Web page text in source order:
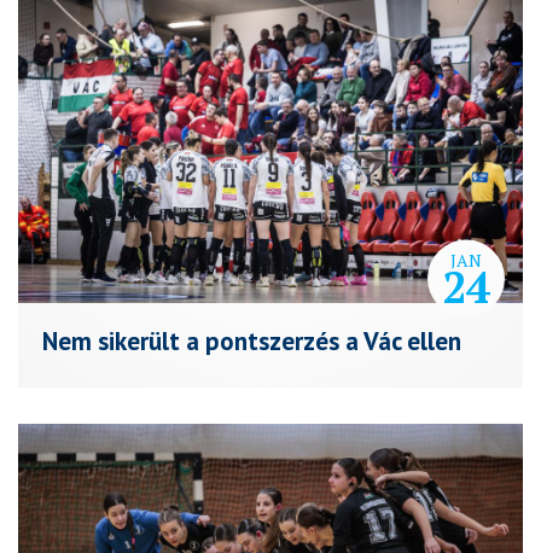
JAN
24
Nem sikerült a pontszerzés a Vác ellen